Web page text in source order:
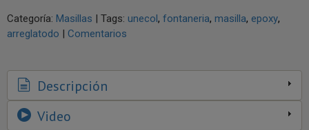
Categoría: Masillas | Tags: unecol fontaneria masilla epoxy
arreglatodo | Comentarios
Descripción
Video